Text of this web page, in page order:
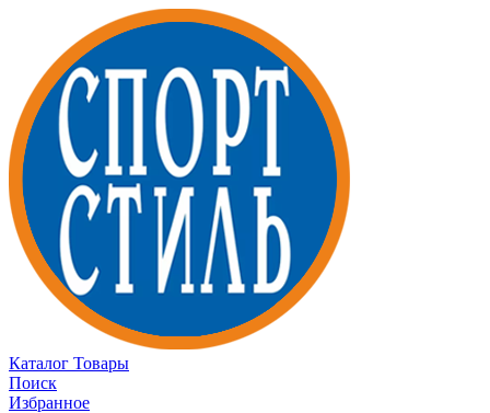
Каталог Товары
Поиск
Избранное